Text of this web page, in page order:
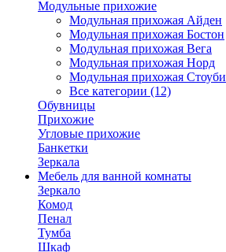
Модульные прихожие
Модульная прихожая Айден
Модульная прихожая Бостон
Модульная прихожая Вега
Модульная прихожая Норд
Модульная прихожая Стоуби
Все категории (12)
Обувницы
Прихожие
Угловые прихожие
Банкетки
Зеркала
Мебель для ванной комнаты
Зеркало
Комод
Пенал
Тумба
Шкаф